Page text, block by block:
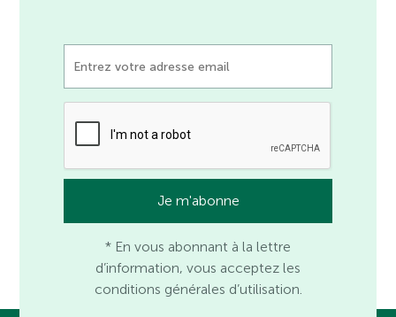
* En vous abonnant à la lettre
d’information, vous acceptez les
conditions générales d’utilisation.